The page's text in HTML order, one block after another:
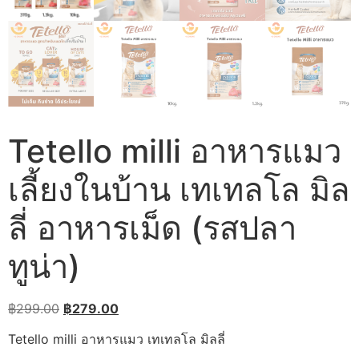
Tetello milli อาหารแมว
เลี้ยงในบ้าน เทเทลโล มิล
ลี่ อาหารเม็ด (รสปลา
ทูน่า)
฿299.00 Original
was:
฿279.00Current
is:
Tetello milli อาหารแมว เทเทลโล มิลลี่